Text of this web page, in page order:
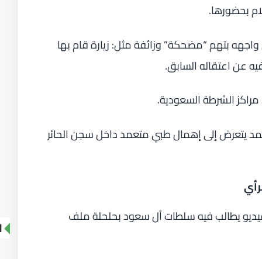
بحضورها.
بتهم “مضحكة” وزائفة مثل: زيارة قام بها
عن اعتقاله السابق.
الشرطة السعودية.
يتعرض إلى إهمال طبي متعمد داخل سجن الحائر
بعد ظهوره في فيديو يطالب فيه سلطات آل سعود بحلحلة ملف